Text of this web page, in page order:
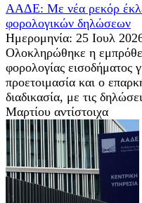
ΑΑΔΕ: Με νέα ρεκόρ
φορολογικών δηλώσεων
Ημερομηνία: 25 Ιουλ
Ολοκληρώθηκε η
φορολογίας εισοδήματος
προετοιμασία και ο
διαδικασία, με τις
Μαρτίου αντίστοιχα